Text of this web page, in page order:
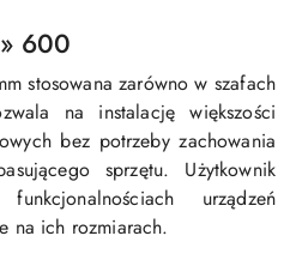
600
stosowana zarówno w szafach
na instalację większości
bez potrzeby zachowania
sprzętu. Użytkownik
urządzeń
na ich rozmiarach.